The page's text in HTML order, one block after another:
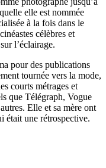
elle est nommée
à la fois dans le
célèbres et
l’éclairage.
pour des publications
tournée vers la mode,
courts métrages et
que Télégraph, Vogue
Elle et sa mère ont
était une rétrospective.